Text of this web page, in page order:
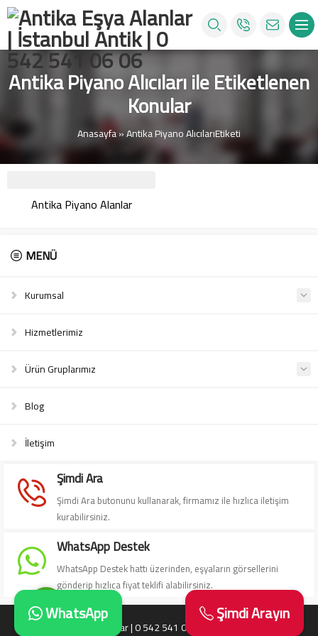
Antika Piyano Alıcıları ile Etiketlenen
Konular
Anasayfa»Antika Piyano AlıcılarıEtiketi
Antika Piyano Alanlar
MENÜ
Kurumsal
Hizmetlerimiz
Ürün Gruplarımız
Blog
İletişim
Şimdi Ara
Şimdi Ara butonunu kullanarak, firmamız ile hızlıca iletişim
kurabilirsiniz.
WhatsApp Destek
WhatsApp Destek hattı üzerinden, eşyaların görsellerini
gönderip hızlıca fiyat teklifi alabilirsiniz.
Antika Eşya Alanlar | 0 542 541 06 06 | Antika Alanlar
Cevap Yaz
Şimdi Arayın
WhatsApp